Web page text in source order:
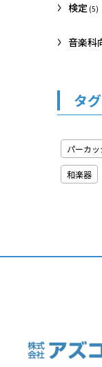
検定(5)
音楽科
タグ
パーカ
和楽器